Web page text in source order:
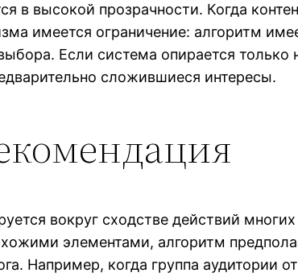
в высокой прозрачности. Когда
имеется ограничение: алгоритм
Если система опирается
сложившиеся интересы.
вокруг сходстве действий
элементами, алгоритм
Например, когда группа